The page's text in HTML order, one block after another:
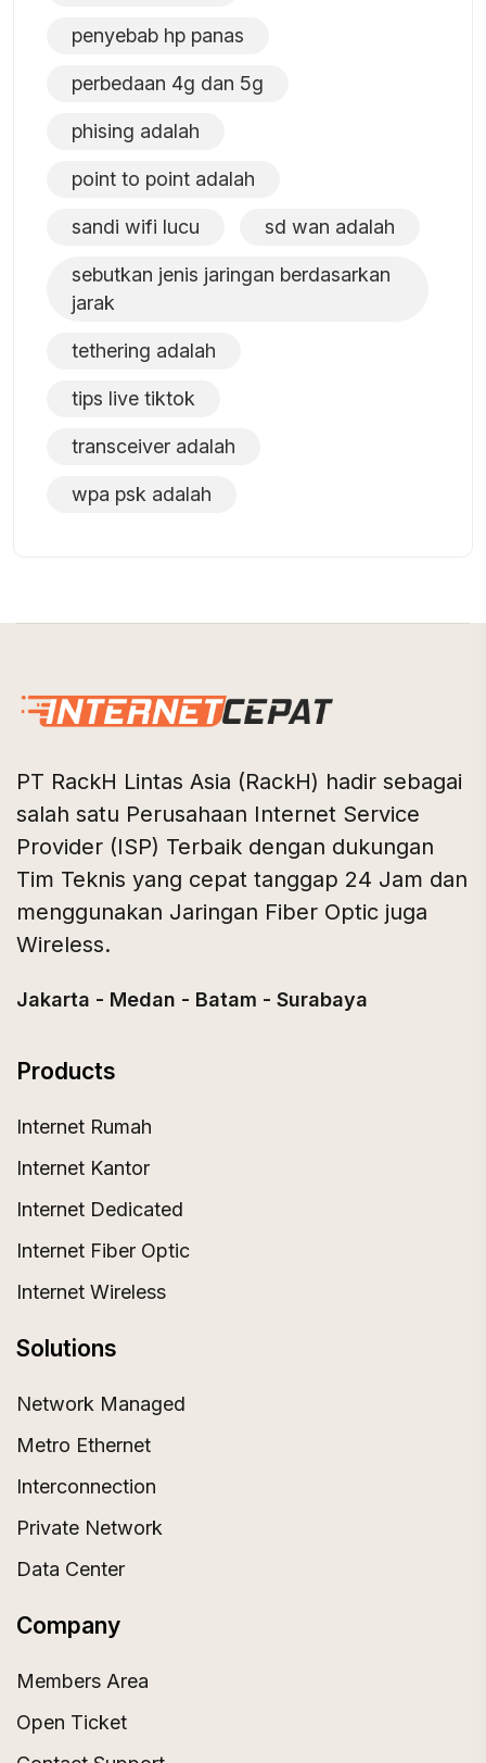
penyebab hp panas
perbedaan 4g dan 5g
phising adalah
point to point adalah
sandi wifi lucu sd wan adalah
sebutkan jenis jaringan berdasarkan
jarak
tethering adalah
tips live tiktok
transceiver adalah
wpa psk adalah
PT RackH Lintas Asia (RackH) hadir sebagai
salah satu Perusahaan Internet Service
Provider (ISP) Terbaik dengan dukungan
Tim Teknis yang cepat tanggap 24 Jam dan
menggunakan Jaringan Fiber Optic juga
Wireless.
Jakarta - Medan - Batam - Surabaya
Products
Internet Rumah
Internet Kantor
Internet Dedicated
Internet Fiber Optic
Internet Wireless
Solutions
Network Managed
Metro Ethernet
Interconnection
Private Network
Data Center
Company
Members Area
Open Ticket